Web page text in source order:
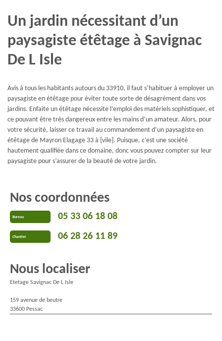
Un jardin nécessitant d’un
paysagiste étêtage à Savignac
De L Isle
Avis à tous les habitants autours du 33910, il faut s’habituer à employer un
paysagiste en étêtage pour éviter toute sorte de désagrément dans vos
jardins. Enfaite un étêtage nécessite l’emploi des matériels sophistiquer, et
ce pouvant être très dangereux entre les mains d’un amateur. Alors, pour
votre sécurité, laisser ce travail au commandement d’un paysagiste en
étêtage de Mayron Elagage 33 à {vile}. Puisque, c’est une société
hautement qualifiée dans ce domaine, donc vous pouvez compter sur leur
paysagiste pour s’assurer de la beauté de votre jardin.
Nos coordonnées
Bureau 05 33 06 18 08
Chantier 06 28 26 11 89
Nous localiser
Etetage Savignac De L Isle
159 avenue de beutre
33600 Pessac